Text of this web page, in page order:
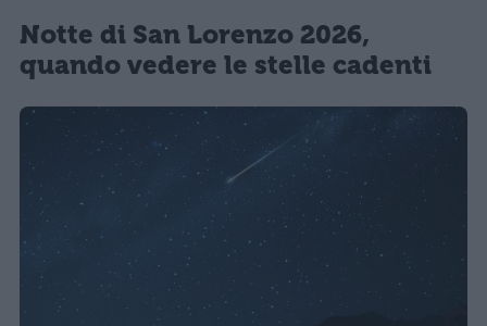
Notte di San Lorenzo 2026,
quando vedere le stelle cadenti